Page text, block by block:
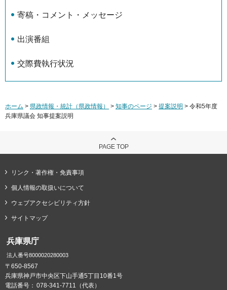
寄稿・コメント・メッセージ
出演番組
交際費執行状況
ホーム > 県政情報・統計（県政情報） > 知事のページ > 提案説明 > 令和5年度
兵庫県議会 知事提案説明
PAGE TOP
リンク・著作権・免責事項
個人情報の取扱いについて
ウェブアクセシビリティ方針
サイトマップ
兵庫県庁
法人番号8000020280003
〒650-8567
兵庫県神戸市中央区下山手通5丁目10番1号
電話番号： 078-341-7711（代表）